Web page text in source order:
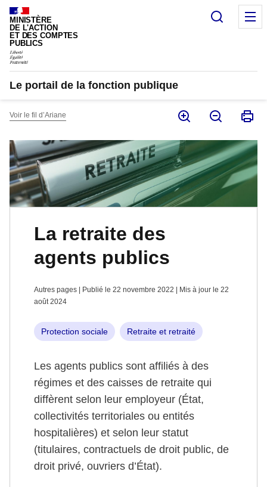
Panneau de gestion des cookies
MINISTÈRE
DE L'ACTION
ET DES COMPTES
PUBLICS
Le portail de la fonction publique
Voir le fil d’Ariane
La retraite des
agents publics
Autres pages | Publié le 22 novembre 2022 | Mis à jour le 22
août 2024
Protection sociale Retraite et retraité
Les agents publics sont affiliés à des
régimes et des caisses de retraite qui
diffèrent selon leur employeur (État,
collectivités territoriales ou entités
hospitalières) et selon leur statut
(titulaires, contractuels de droit public, de
droit privé, ouvriers d’État).